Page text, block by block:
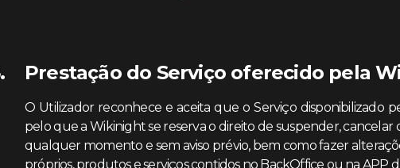
Prestação do Serviço oferecido pela
O Utilizador reconhece e aceita que o Serviço disponibilizado
pelo que a Wikinight se reserva o direito de suspender,
qualquer momento e sem aviso prévio, bem como fazer
próprios, produtos e serviços contidos no BackOffice ou na APP